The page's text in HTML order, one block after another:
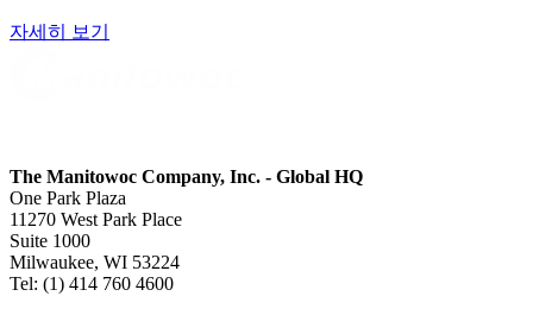
자세히 보기
The Manitowoc Company, Inc. - Global HQ
One Park Plaza
11270 West Park Place
Suite 1000
Milwaukee, WI 53224
Tel: (1) 414 760 4600